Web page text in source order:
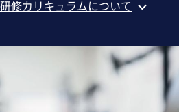
研修カリキュラムについて